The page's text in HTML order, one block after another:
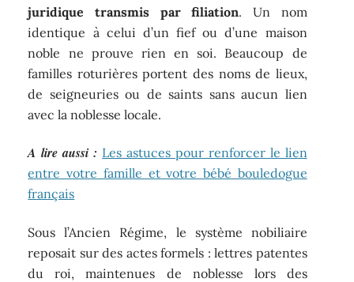
juridique transmis par filiation. Un nom
identique à celui d’un fief ou d’une maison
noble ne prouve rien en soi. Beaucoup de
familles roturières portent des noms de lieux,
de seigneuries ou de saints sans aucun lien
avec la noblesse locale.
A lire aussi : Les astuces pour renforcer le lien
entre votre famille et votre bébé bouledogue
français
Sous l’Ancien Régime, le système nobiliaire
reposait sur des actes formels : lettres patentes
du roi, maintenues de noblesse lors des